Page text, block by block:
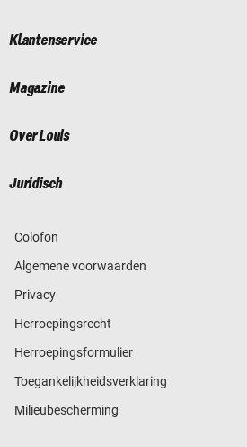
Klantenservice
Magazine
Over Louis
Juridisch
Colofon
Algemene voorwaarden
Privacy
Herroepingsrecht
Herroepingsformulier
Toegankelijkheidsverklaring
Milieubescherming